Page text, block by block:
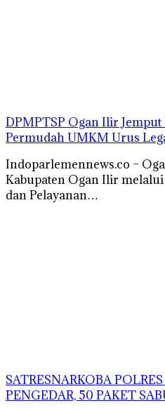
DPMPTSP Ogan Ilir Jemput
Permudah UMKM Urus
Indoparlemennews.co –
Kabupaten Ogan Ilir
dan Pelayanan…
SATRESNARKOBA
PENGEDAR, 50 PAKET